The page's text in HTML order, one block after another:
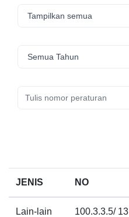
JENIS NO
Lain-lain
100.3.3.5/ 13